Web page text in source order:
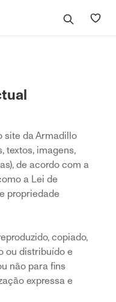
site da Armadillo
textos, imagens,
de acordo com a
a Lei de
propriedade
copiado,
ou distribuído e
não para fins
expressa e